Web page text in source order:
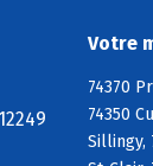
Votre
74370
74350
Sillingy,